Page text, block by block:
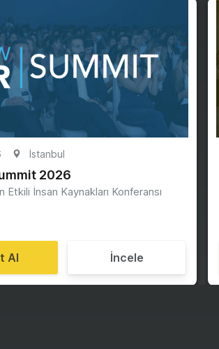
İstanbul
2026
Etkili İnsan Kaynakları Konferansı
Al İncele